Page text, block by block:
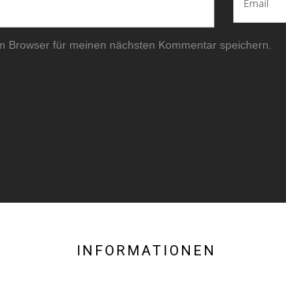
Browser für meinen nächsten Kommentar speichern.
INFORMATIONEN